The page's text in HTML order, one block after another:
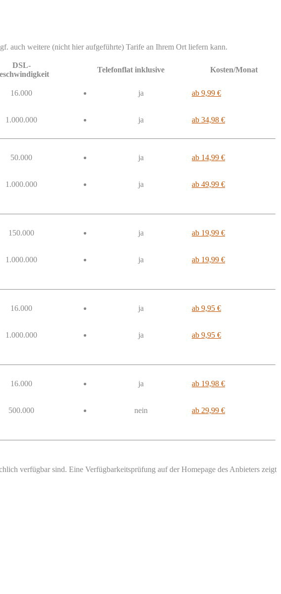
auch weitere (nicht hier aufgeführte) Tarife an Ihrem Ort liefern kann.
DSL-
Telefonflat inklusive Kosten/Monat
16.000 ja ab 9,99 €
1.000.000 ja ab 34,98 €
50.000 ja ab 14,99 €
1.000.000 ja ab 49,99 €
150.000 ja ab 19,99 €
1.000.000 ja ab 19,99 €
16.000 ja ab 9,95 €
1.000.000 ja ab 9,95 €
16.000 ja ab 19,98 €
500.000 nein ab 29,99 €
verfügbar sind. Eine Verfügbarkeitsprüfung auf der Homepage des Anbieters zeigt